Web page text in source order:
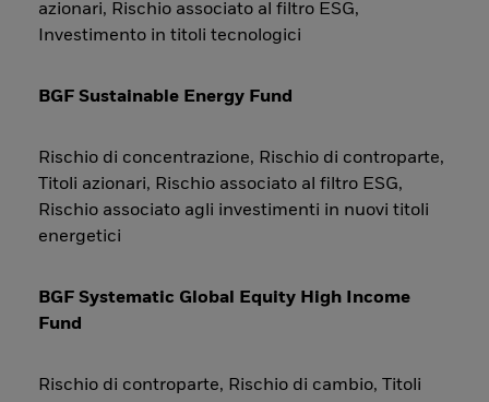
azionari, Rischio associato al filtro ESG,
Investimento in titoli tecnologici
BGF Sustainable Energy Fund
Rischio di concentrazione, Rischio di controparte,
Titoli azionari, Rischio associato al filtro ESG,
Rischio associato agli investimenti in nuovi titoli
energetici
BGF Systematic Global Equity High Income
Fund
Rischio di controparte, Rischio di cambio, Titoli